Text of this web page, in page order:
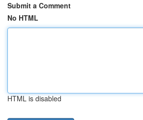
Submit a Comment
No HTML
HTML is disabled